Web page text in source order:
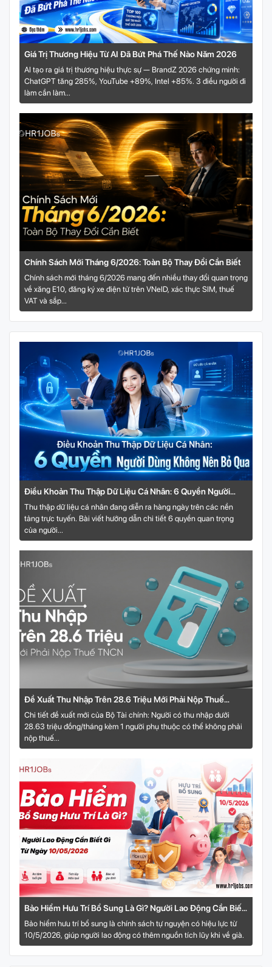
Giá Trị Thương Hiệu Từ AI Đã Bứt Phá Thế Nào Năm 2026
AI tạo ra giá trị thương hiệu thực sự — BrandZ 2026 chứng minh:
ChatGPT tăng 285%, YouTube +89%, Intel +85%. 3 điều người đi
làm cần làm...
Chính Sách Mới Tháng 6/2026: Toàn Bộ Thay Đổi Cần Biết
Chính sách mới tháng 6/2026 mang đến nhiều thay đổi quan trọng
về xăng E10, đăng ký xe điện tử trên VNeID, xác thực SIM, thuế
VAT và sắp...
Điều Khoản Thu Thập Dữ Liệu Cá Nhân: 6 Quyền Người
Dùng Không Nên Bỏ Qua
Thu thập dữ liệu cá nhân đang diễn ra hàng ngày trên các nền
tảng trực tuyến. Bài viết hướng dẫn chi tiết 6 quyền quan trọng
của người...
Đề Xuất Thu Nhập Trên 28.6 Triệu Mới Phải Nộp Thuế
TNCN
Chi tiết đề xuất mới của Bộ Tài chính: Người có thu nhập dưới
28.63 triệu đồng/tháng kèm 1 người phụ thuộc có thể không phải
nộp thuế...
Bảo Hiểm Hưu Trí Bổ Sung Là Gì? Người Lao Động Cần Biết
Gì Từ Ngày 10/5/2026
Bảo hiểm hưu trí bổ sung là chính sách tự nguyện có hiệu lực từ
10/5/2026, giúp người lao động có thêm nguồn tích lũy khi về già.